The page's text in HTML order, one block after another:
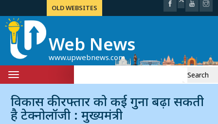
OLD WEBSITES
Web News
www.upwebnews.com
Toggle
navigation
विकास की रफ्तार को कई गुना बढ़ा सकती
है टेक्नोलॉजी : मुख्यमंत्री